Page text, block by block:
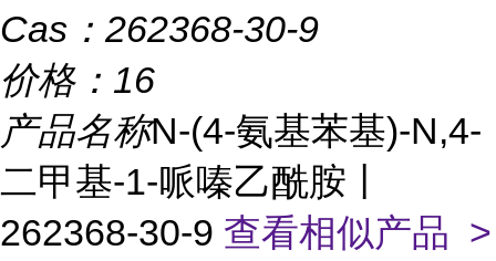
Cas： 262368-30-9
价格： 16
产品名称N-(4-氨基苯基)-N,4-
二甲基-1-哌嗪乙酰胺丨
262368-30-9 查看相似产品 >